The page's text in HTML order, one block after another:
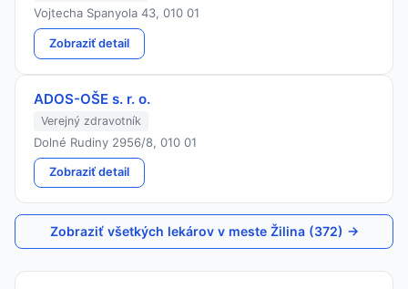
Vojtecha Spanyola 43, 010 01
Zobraziť detail
ADOS-OŠE s. r. o.
Verejný zdravotník
Dolné Rudiny 2956/8, 010 01
Zobraziť detail
Zobraziť všetkých lekárov v meste Žilina (372) →